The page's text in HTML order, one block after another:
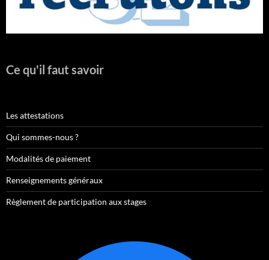
Ce qu'il faut savoir
Les attestations
Qui sommes-nous ?
Modalités de paiement
Renseignements généraux
Règlement de participation aux stages